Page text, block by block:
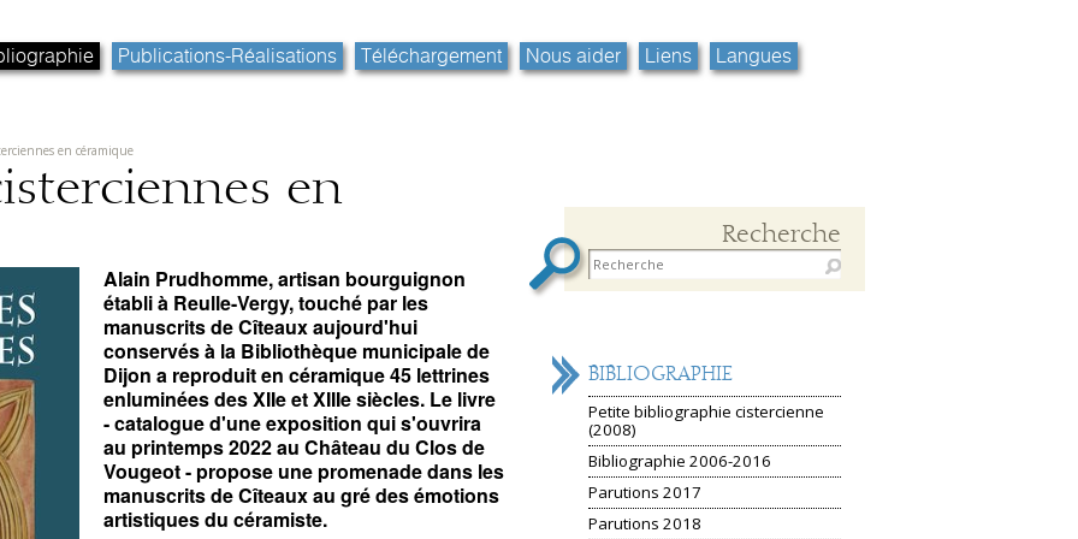
Publications-Réalisations Téléchargement Nous aider Liens Langues
en céramique
Recherche
NAVIGATION
BIBLIOGRAPHIE
Petite bibliographie cistercienne
(2008)
Bibliographie 2006-2016
Parutions 2017
Parutions 2018
en
Alain Prudhomme, artisan bourguignon
établi à Reulle-Vergy, touché par les
manuscrits de Cîteaux aujourd'hui
conservés à la Bibliothèque municipale de
Dijon a reproduit en céramique 45 lettrines
enluminées des XIIe et XIIIe siècles. Le livre
- catalogue d'une exposition qui s'ouvrira
au printemps 2022 au Château du Clos de
Vougeot - propose une promenade dans les
manuscrits de Cîteaux au gré des émotions
artistiques du céramiste.